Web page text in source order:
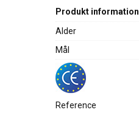
Produkt information
Alder
Mål
Reference